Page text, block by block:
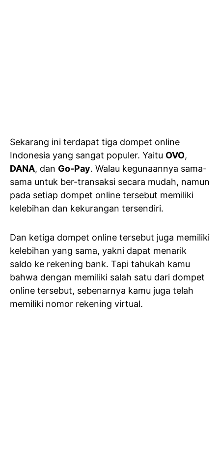
Sekarang ini terdapat tiga dompet online
Indonesia yang sangat populer. Yaitu OVO,
DANA, dan Go-Pay. Walau kegunaannya sama-
sama untuk ber-transaksi secara mudah, namun
pada setiap dompet online tersebut memiliki
kelebihan dan kekurangan tersendiri.
Dan ketiga dompet online tersebut juga memiliki
kelebihan yang sama, yakni dapat menarik
saldo ke rekening bank. Tapi tahukah kamu
bahwa dengan memiliki salah satu dari dompet
online tersebut, sebenarnya kamu juga telah
memiliki nomor rekening virtual.